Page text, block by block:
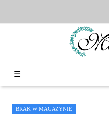
Toggle
☰
BRAK W MAGAZYNIE